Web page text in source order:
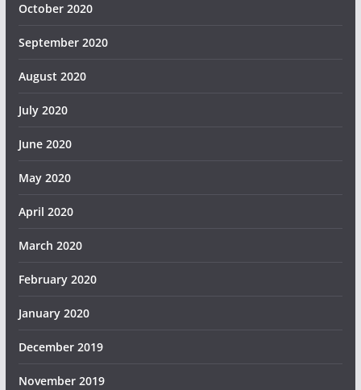
October 2020
September 2020
August 2020
July 2020
June 2020
May 2020
April 2020
March 2020
February 2020
January 2020
December 2019
November 2019